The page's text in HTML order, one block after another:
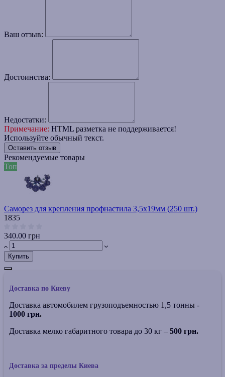
Ваш отзыв:
Достоинства:
Недостатки:
Примечание: HTML разметка не поддерживается!
Используйте обычный текст.
Оставить отзыв
Рекомендуемые товары
Топ
Саморез для крепления профнастила 3,5х19мм (250 шт.)
1835
340.00 грн
Купить
Доставка по Киеву
Доставка автомобилем грузоподъемностью 1,5 тонны -
1000 грн.
Доставка мелко габаритного товара до 30 кг – 500 грн.
Доставка за пределы Киева